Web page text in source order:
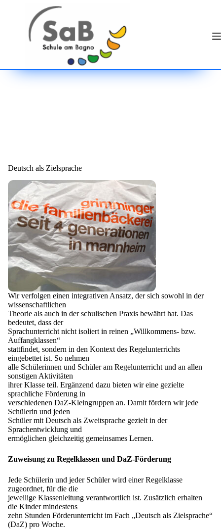
Deutsch als Zielsprache
Wir verfolgen einen integrativen Ansatz, der sich sowohl in der
wissenschaftlichen
Theorie als auch in der schulischen Praxis bewährt hat. Das
bedeutet, dass der
Sprachunterricht nicht isoliert in reinen „Willkommens- bzw.
Auffangklassen“
stattfindet, sondern in den Kontext des Regelunterrichts
eingebettet ist. So nehmen
alle Schülerinnen und Schüler am Regelunterricht und an allen
sonstigen Aktivitäten
ihrer Klasse teil. Ergänzend dazu bieten wir eine gezielte
sprachliche Förderung in
verschiedenen DaZ-Kleingruppen an. Damit fördern wir jede
Schülerin und jeden
Schüler mit Deutsch als Zweitsprache gezielt in der
Sprachentwicklung und
ermöglichen gleichzeitig gemeinsames Lernen.
Zuweisung zu Regelklassen und DaZ-Förderung
Jede Schülerin und jeder Schüler wird einer Regelklasse
zugeordnet, für die die
jeweilige Klassenleitung verantwortlich ist. Zusätzlich erhalten
die Kinder mindestens
zehn Stunden Förderunterricht im Fach „Deutsch als Zielsprache“
(DaZ) pro Woche.